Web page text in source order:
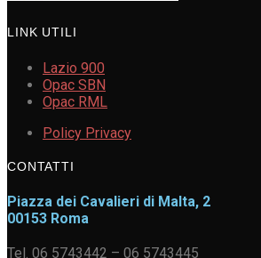
LINK UTILI
Lazio 900
Opac SBN
Opac RML
Policy Privacy
CONTATTI
Piazza dei Cavalieri di Malta, 2
00153 Roma
Tel. 06 5743442 – 06 5743445